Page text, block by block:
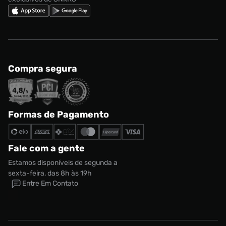
Compra segura
Formas de Pagamento
Fale com a gente
Estamos disponíveis de segunda a
sexta-feira, das 8h às 19h
Entre Em Contato